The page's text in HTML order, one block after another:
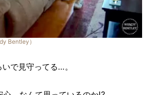
Bentley）
で見守ってる…。